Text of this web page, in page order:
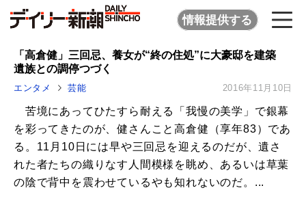
情報提供する
「高倉健」三回忌、養女が“終の住処”に大豪邸を建築
遺族との調停つづく
エンタメ 芸能 2016年11月10日
苦境にあってひたすら耐える「我慢の美学」で銀幕
を彩ってきたのが、健さんこと高倉健（享年83）であ
る。11月10日には早や三回忌を迎えるのだが、遺さ
れた者たちの織りなす人間模様を眺め、あるいは草葉
の陰で背中を震わせているやも知れないのだ。...